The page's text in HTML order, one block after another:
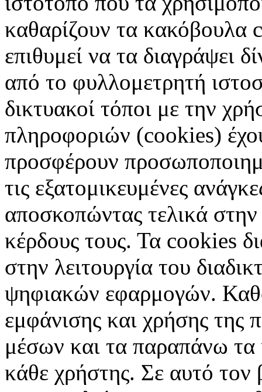
καθαρίζουν τα κακόβουλα
επιθυμεί να τα διαγράψει
από το φυλλομετρητή
δικτυακοί τόποι με την
πληροφοριών (cookies)
προσφέρουν
τις εξατομικευμένες
αποσκοπώντας τελικά
κέρδους τους. Τα cookies
στην λειτουργία του
ψηφιακών εφαρμογών.
εμφάνισης και χρήσης της
μέσων και τα παραπάνω τα
κάθε χρήστης. Σε αυτό